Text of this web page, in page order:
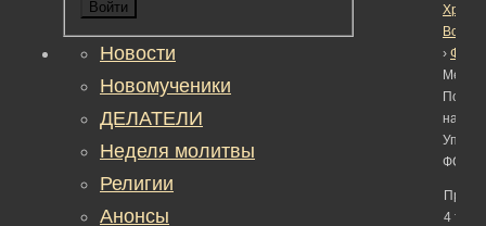
›
Метка:
ФСИН
4 тем
Войти
Новости
Новомученики
ДЕЛАТЕЛИ
Неделя молитвы
Религии
Анонсы